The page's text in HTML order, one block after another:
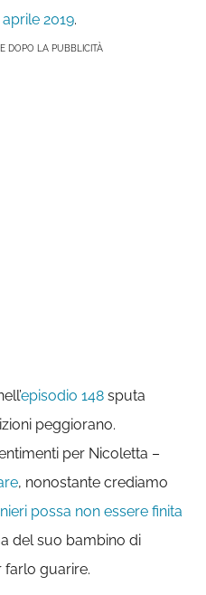
2019.
DOPO LA PUBBLICITÀ
episodio 148 sputa
peggiorano.
per Nicoletta –
, nonostante crediamo
possa non essere finita
del suo bambino di
guarire.